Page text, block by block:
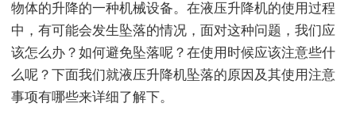
物体的升降的一种机械设备。在液压升降机的使用过程
中，有可能会发生坠落的情况，面对这种问题，我们应
该怎么办？如何避免坠落呢？在使用时候应该注意些什
么呢？下面我们就液压升降机坠落的原因及其使用注意
事项有哪些来详细了解下。